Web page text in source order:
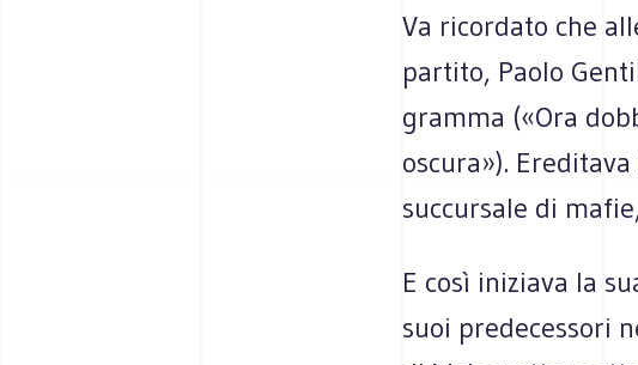
Va ricor­dato che
par­tito, Paolo
gramma («Ora
oscura»).
suc­cur­sale di
E così ini­ziava la
suoi pre­de­ces­sori